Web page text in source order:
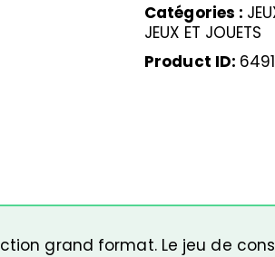
Catégories :
JEUX ET JOUETS
Product ID: 6491
grand format. Le jeu de